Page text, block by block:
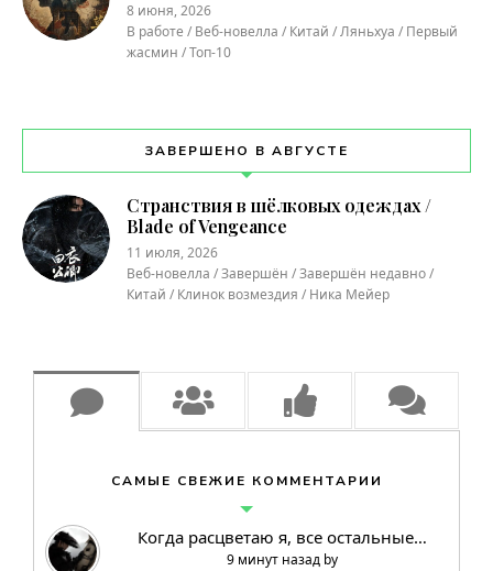
8 июня, 2026
В работе / Веб-новелла / Китай / Ляньхуа / Первый
жасмин / Топ-10
ЗАВЕРШЕНО В АВГУСТЕ
Странствия в шёлковых одеждах /
Blade of Vengeance
11 июля, 2026
Веб-новелла / Завершён / Завершён недавно /
Китай / Клинок возмездия / Ника Мейер
САМЫЕ СВЕЖИЕ КОММЕНТАРИИ
Когда расцветаю я, все остальные…
9 минут назад by